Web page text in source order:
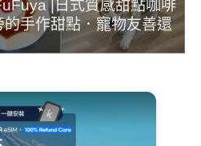
|日式質感甜點咖啡
手作甜點．寵物友善還